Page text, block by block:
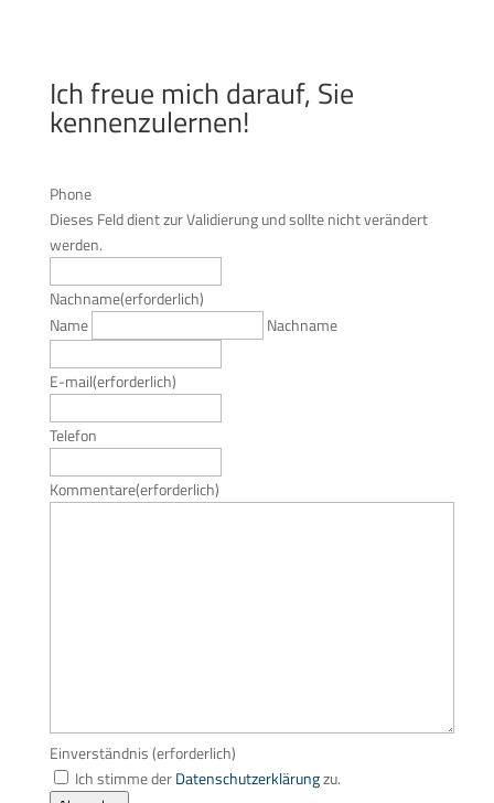
Ich freue mich darauf, Sie
kennenzulernen!
Phone
Dieses Feld dient zur Validierung und sollte nicht verändert
werden.
Nachname(erforderlich)
Name
Nachname
E-mail(erforderlich)
Telefon
Kommentare(erforderlich)
Einverständnis(erforderlich)
Ich stimme derDatenschutzerklärungzu.